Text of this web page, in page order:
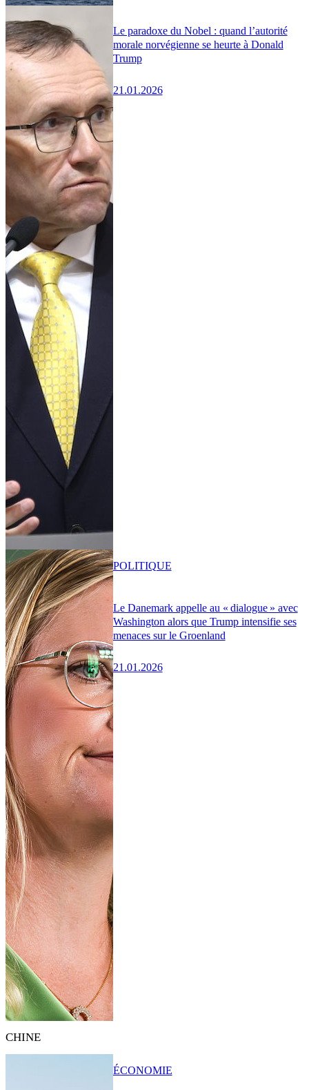
Le paradoxe du Nobel : quand l’autorité
morale norvégienne se heurte à Donald
Trump
21.01.2026
Le Danemark appelle au « dialogue » avec
Washington alors que Trump intensifie ses
menaces sur le Groenland
21.01.2026
POLITIQUE
CHINE
ÉCONOMIE